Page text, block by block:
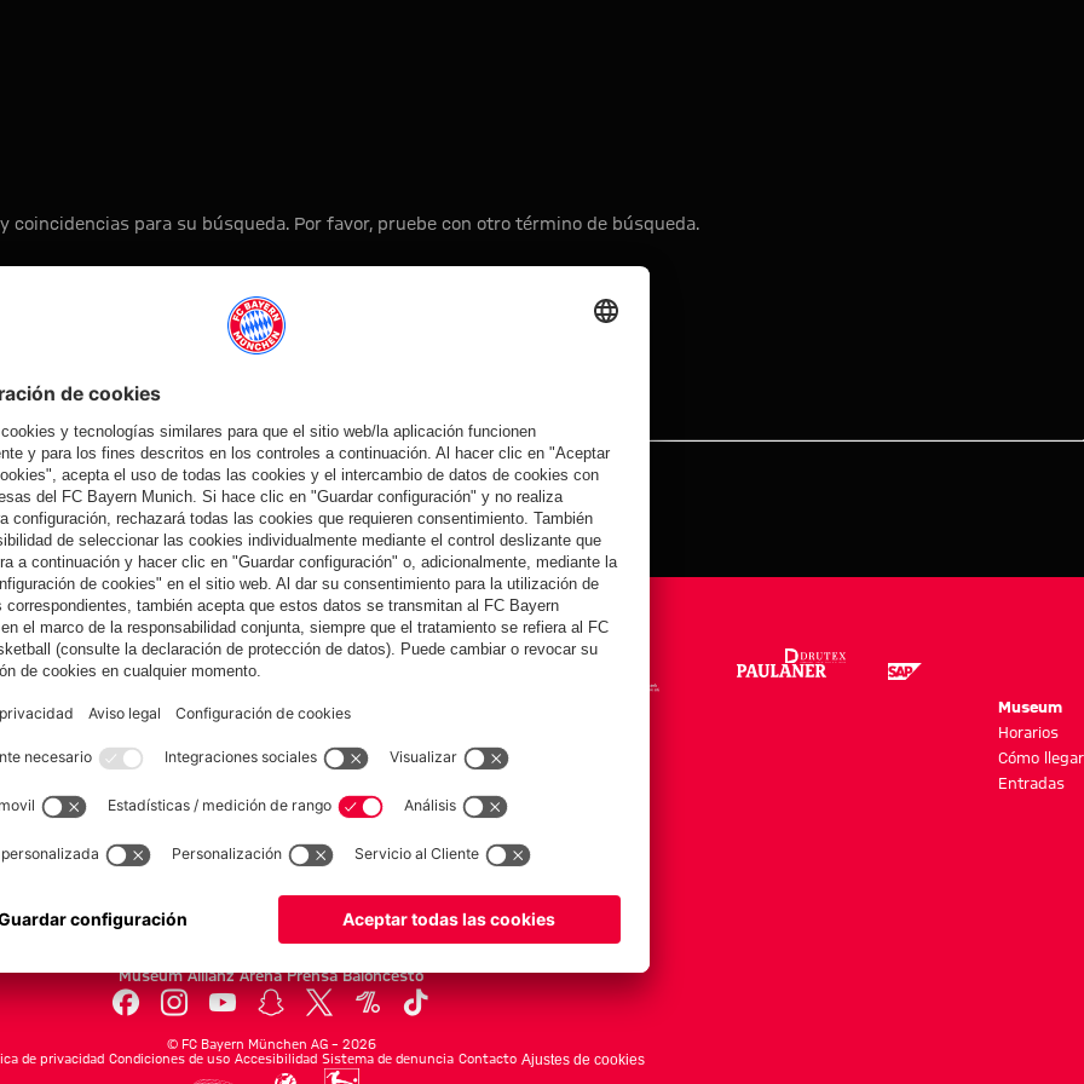
coincidencias para su búsqueda. Por favor, pruebe con otro término de búsqueda.
Colaborador
Moda
Nuevo
Museum
Horarios
Cómo llegar
Entradas
Museum Allianz Arena Prensa Baloncesto
© FC Bayern München AG – 2026
de privacidad Condiciones de uso Accesibilidad Sistema de denuncia Contacto Ajustes de cookies